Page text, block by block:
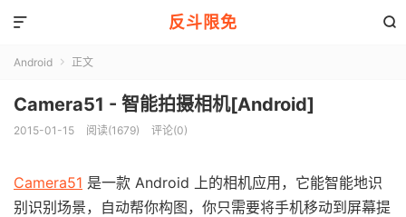
反斗限免 

Android  正文
Camera51 - 智能拍摄相机[Android]
2015-01-15 阅读(1679) 评论(0)
Camera51 是一款 Android 上的相机应用，它能智能地识
别识别场景，自动帮你构图，你只需要将手机移动到屏幕提